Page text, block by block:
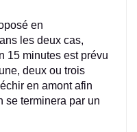
en
les deux cas,
15 minutes est prévu
deux ou trois
en amont afin
se terminera par un